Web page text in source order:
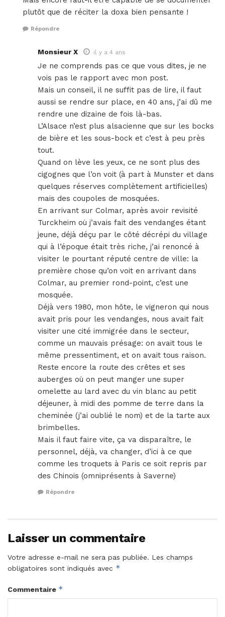
plutôt que de réciter la doxa bien pensante !
Répondre
Monsieur X il y a 4 ans
Je ne comprends pas ce que vous dites, je ne
vois pas le rapport avec mon post.
Mais un conseil, il ne suffit pas de lire, il faut
aussi se rendre sur place, en 40 ans, j’ai dû me
rendre une dizaine de fois là-bas.
L’Alsace n’est plus alsacienne que sur les bocks
de bière et les sous-bock et c’est à peu près
tout.
Quand on lève les yeux, ce ne sont plus des
cigognes que l’on voit (à part à Munster et dans
quelques réserves complètement artificielles)
mais des coupoles de mosquées.
En arrivant sur Colmar, après avoir revisité
Turckheim où j’avais fait des vendanges étant
jeune, déjà déçu par le côté décrépi du village
qui à l’époque était très riche, j’ai renoncé à
visiter le pourtant réputé centre de ville: la
première chose qu’on voit en arrivant dans
Colmar, au premier rond-point, c’est une
mosquée.
Déjà vers 1980, mon hôte, le vigneron qui nous
avait pris pour les vendanges, nous avait fait
visiter une cité immigrée dans le secteur,
comme un mauvais présage: on avait tous le
même pressentiment, et on avait tous raison.
Reste encore la route des crêtes et ses
auberges où on peut manger une super
omelette au lard avec du vin blanc au petit
déjeuner, à midi des pomme de terre dans la
cheminée (j’ai oublié le nom) et de la tarte aux
brimbelles.
Mais il faut faire vite, ça va disparaître, le
personnel, déjà, va changer, d’ici à ce que
comme les troquets à Paris ce soit repris par
des Chinois (omniprésents à Saverne)
Répondre
Laisser un commentaire
Votre adresse e-mail ne sera pas publiée. Les champs
obligatoires sont indiqués avec *
Commentaire *